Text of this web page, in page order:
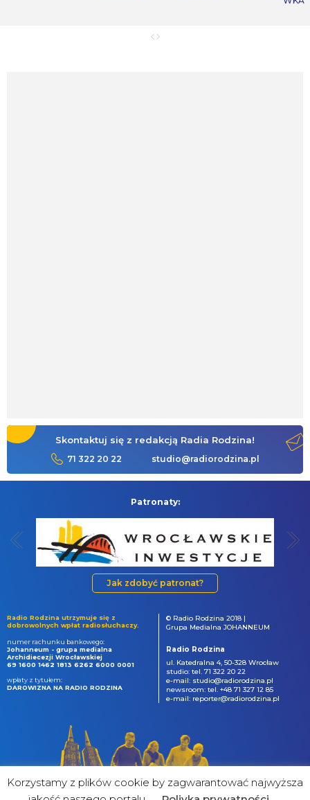
Skontaktuj się z redakcją Radia Rodzina!
71 322 20 22 studio@radiorodzina.pl
Patronaty:
Jak zdobyć patronat?
Radio Rodzina utrzymuje się z
dobrowolnych wpłat radiosłuchaczy.
numer rachunku bankowego:
Johanneum - grupa medialna
Archidiecezji Wrocławskiej
69 1600 1462 1813 6262 6000 0001
wpłaty z tytułem:
DAROWIZNA NA RADIO RODZINA
© Radio Rodzina 2018 |
Grupa Medialna JOHANNEUM
Radio Rodzina
ul. Katedralna 4, 50-328 Wrocław
studio: tel. 71 322 20 22
e-mail: studio@radiorodzina.pl
newsroom: tel. +48 71 327 12 85
e-mail: reporter@radiorodzina.pl
Korzystamy z plików cookie by zagwarantować najwyższa